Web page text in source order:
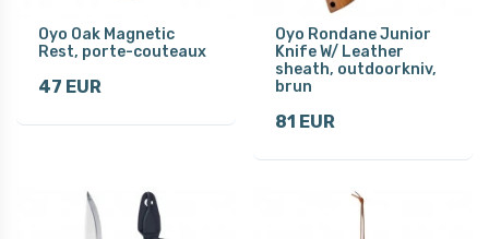
Oyo Oak Magnetic
Rest, porte-couteaux
47 EUR
Oyo Rondane Junior
Knife W/ Leather
sheath, outdoorkniv,
brun
81 EUR